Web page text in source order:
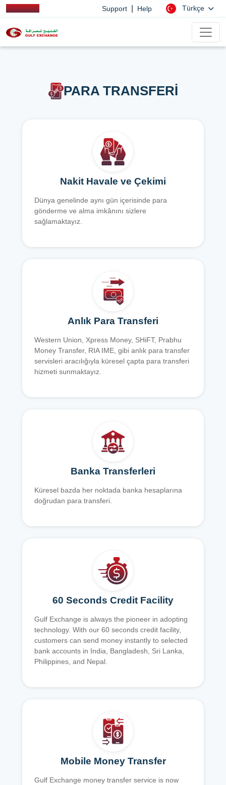
Support Help Türkçe
PARA TRANSFERİ
Nakit Havale ve Çekimi
Dünya genelinde aynı gün içerisinde para
gönderme ve alma imkânını sizlere
sağlamaktayız.
Anlık Para Transferi
Western Union, Xpress Money, SHiFT, Prabhu
Money Transfer, RIA IME, gibi anlık para transfer
servisleri aracılığıyla küresel çapta para transferi
hizmeti sunmaktayız.
Banka Transferleri
Küresel bazda her noktada banka hesaplarına
doğrudan para transferi.
60 Seconds Credit Facility
Gulf Exchange is always the pioneer in adopting
technology. With our 60 seconds credit facility,
customers can send money instantly to selected
bank accounts in India, Bangladesh, Sri Lanka,
Philippines, and Nepal.
Mobile Money Transfer
Gulf Exchange money transfer service is now